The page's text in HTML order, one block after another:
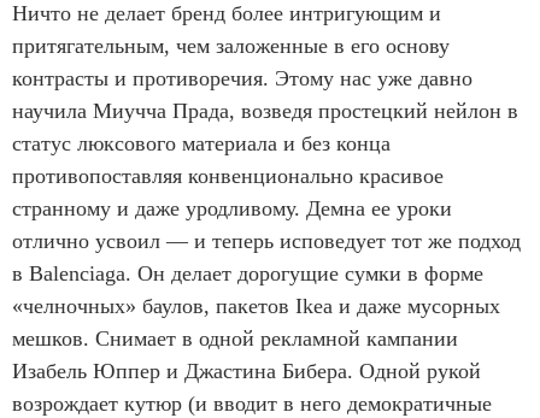
Ничто не делает бренд более интригующим и
притягательным, чем заложенные в его основу
контрасты и противоречия. Этому нас уже давно
научила Миучча Прада, возведя простецкий нейлон в
статус люксового материала и без конца
противопоставляя конвенционально красивое
странному и даже уродливому. Демна ее уроки
отлично усвоил — и теперь исповедует тот же подход
в Balenciaga. Он делает дорогущие сумки в форме
«челночных» баулов, пакетов Ikea и даже мусорных
мешков. Снимает в одной рекламной кампании
Изабель Юппер и Джастина Бибера. Одной рукой
возрождает кутюр (и вводит в него демократичные